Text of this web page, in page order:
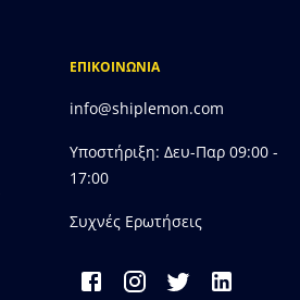
ΕΠΙΚΟΙΝΩΝΙΑ
info@shiplemon.com
Υποστήριξη: Δευ-Παρ 09:00 -
17:00
Συχνές Ερωτήσεις